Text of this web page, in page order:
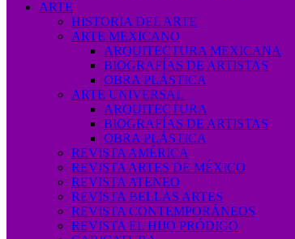
ARTE
HISTORIA DEL ARTE
ARTE MEXICANO
ARQUITECTURA MEXICANA
BIOGRAFÍAS DE ARTISTAS
OBRA PLÁSTICA
ARTE UNIVERSAL
ARQUITECTURA
BIOGRAFÍAS DE ARTISTAS
OBRA PLÁSTICA
REVISTA AMÉRICA
REVISTA ARTES DE MÉXICO
REVISTA ATENEO
REVISTA BELLAS ARTES
REVISTA CONTEMPORÁNEOS
REVISTA EL HIJO PRÓDIGO